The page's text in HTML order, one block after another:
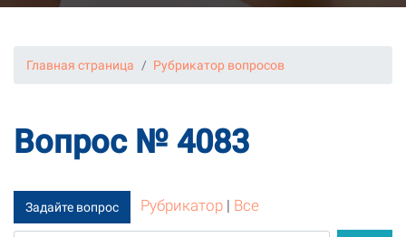
Главная страница Рубрикатор вопросов
Вопрос № 4083
Задайте вопрос Рубрикатор| Все